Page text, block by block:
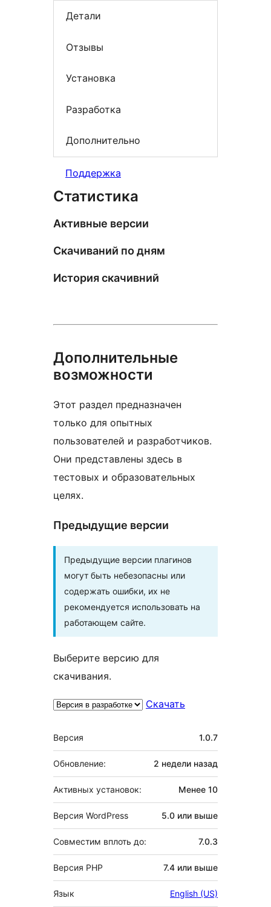
Детали
Отзывы
Установка
Разработка
Дополнительно
Поддержка
Статистика
Активные версии
Скачиваний по дням
История скачивний
Дополнительные
возможности
Этот раздел предназначен
только для опытных
пользователей и разработчиков.
Они представлены здесь в
тестовых и образовательных
целях.
Предыдущие версии
Предыдущие версии плагинов
могут быть небезопасны или
содержать ошибки, их не
рекомендуется использовать на
работающем сайте.
Выберите версию для
скачивания.
Скачать
Мета
Версия 1.0.7
Обновление: 2 недели назад
Активных установок: Менее 10
Версия WordPress 5.0 или выше
Совместим вплоть до: 7.0.3
Версия PHP 7.4 или выше
Язык English (US)